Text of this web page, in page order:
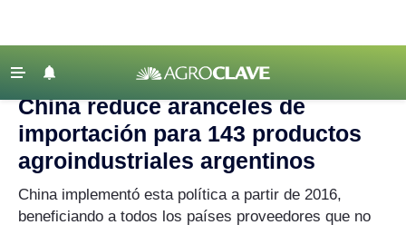
Agricultura
Ganadería
Lechería
Tecnología
‹ VOLVER
Agroclave Actualidad | China
China reduce aranceles de
importación para 143 productos
agroindustriales argentinos
China implementó esta política a partir de 2016,
beneficiando a todos los países proveedores que no